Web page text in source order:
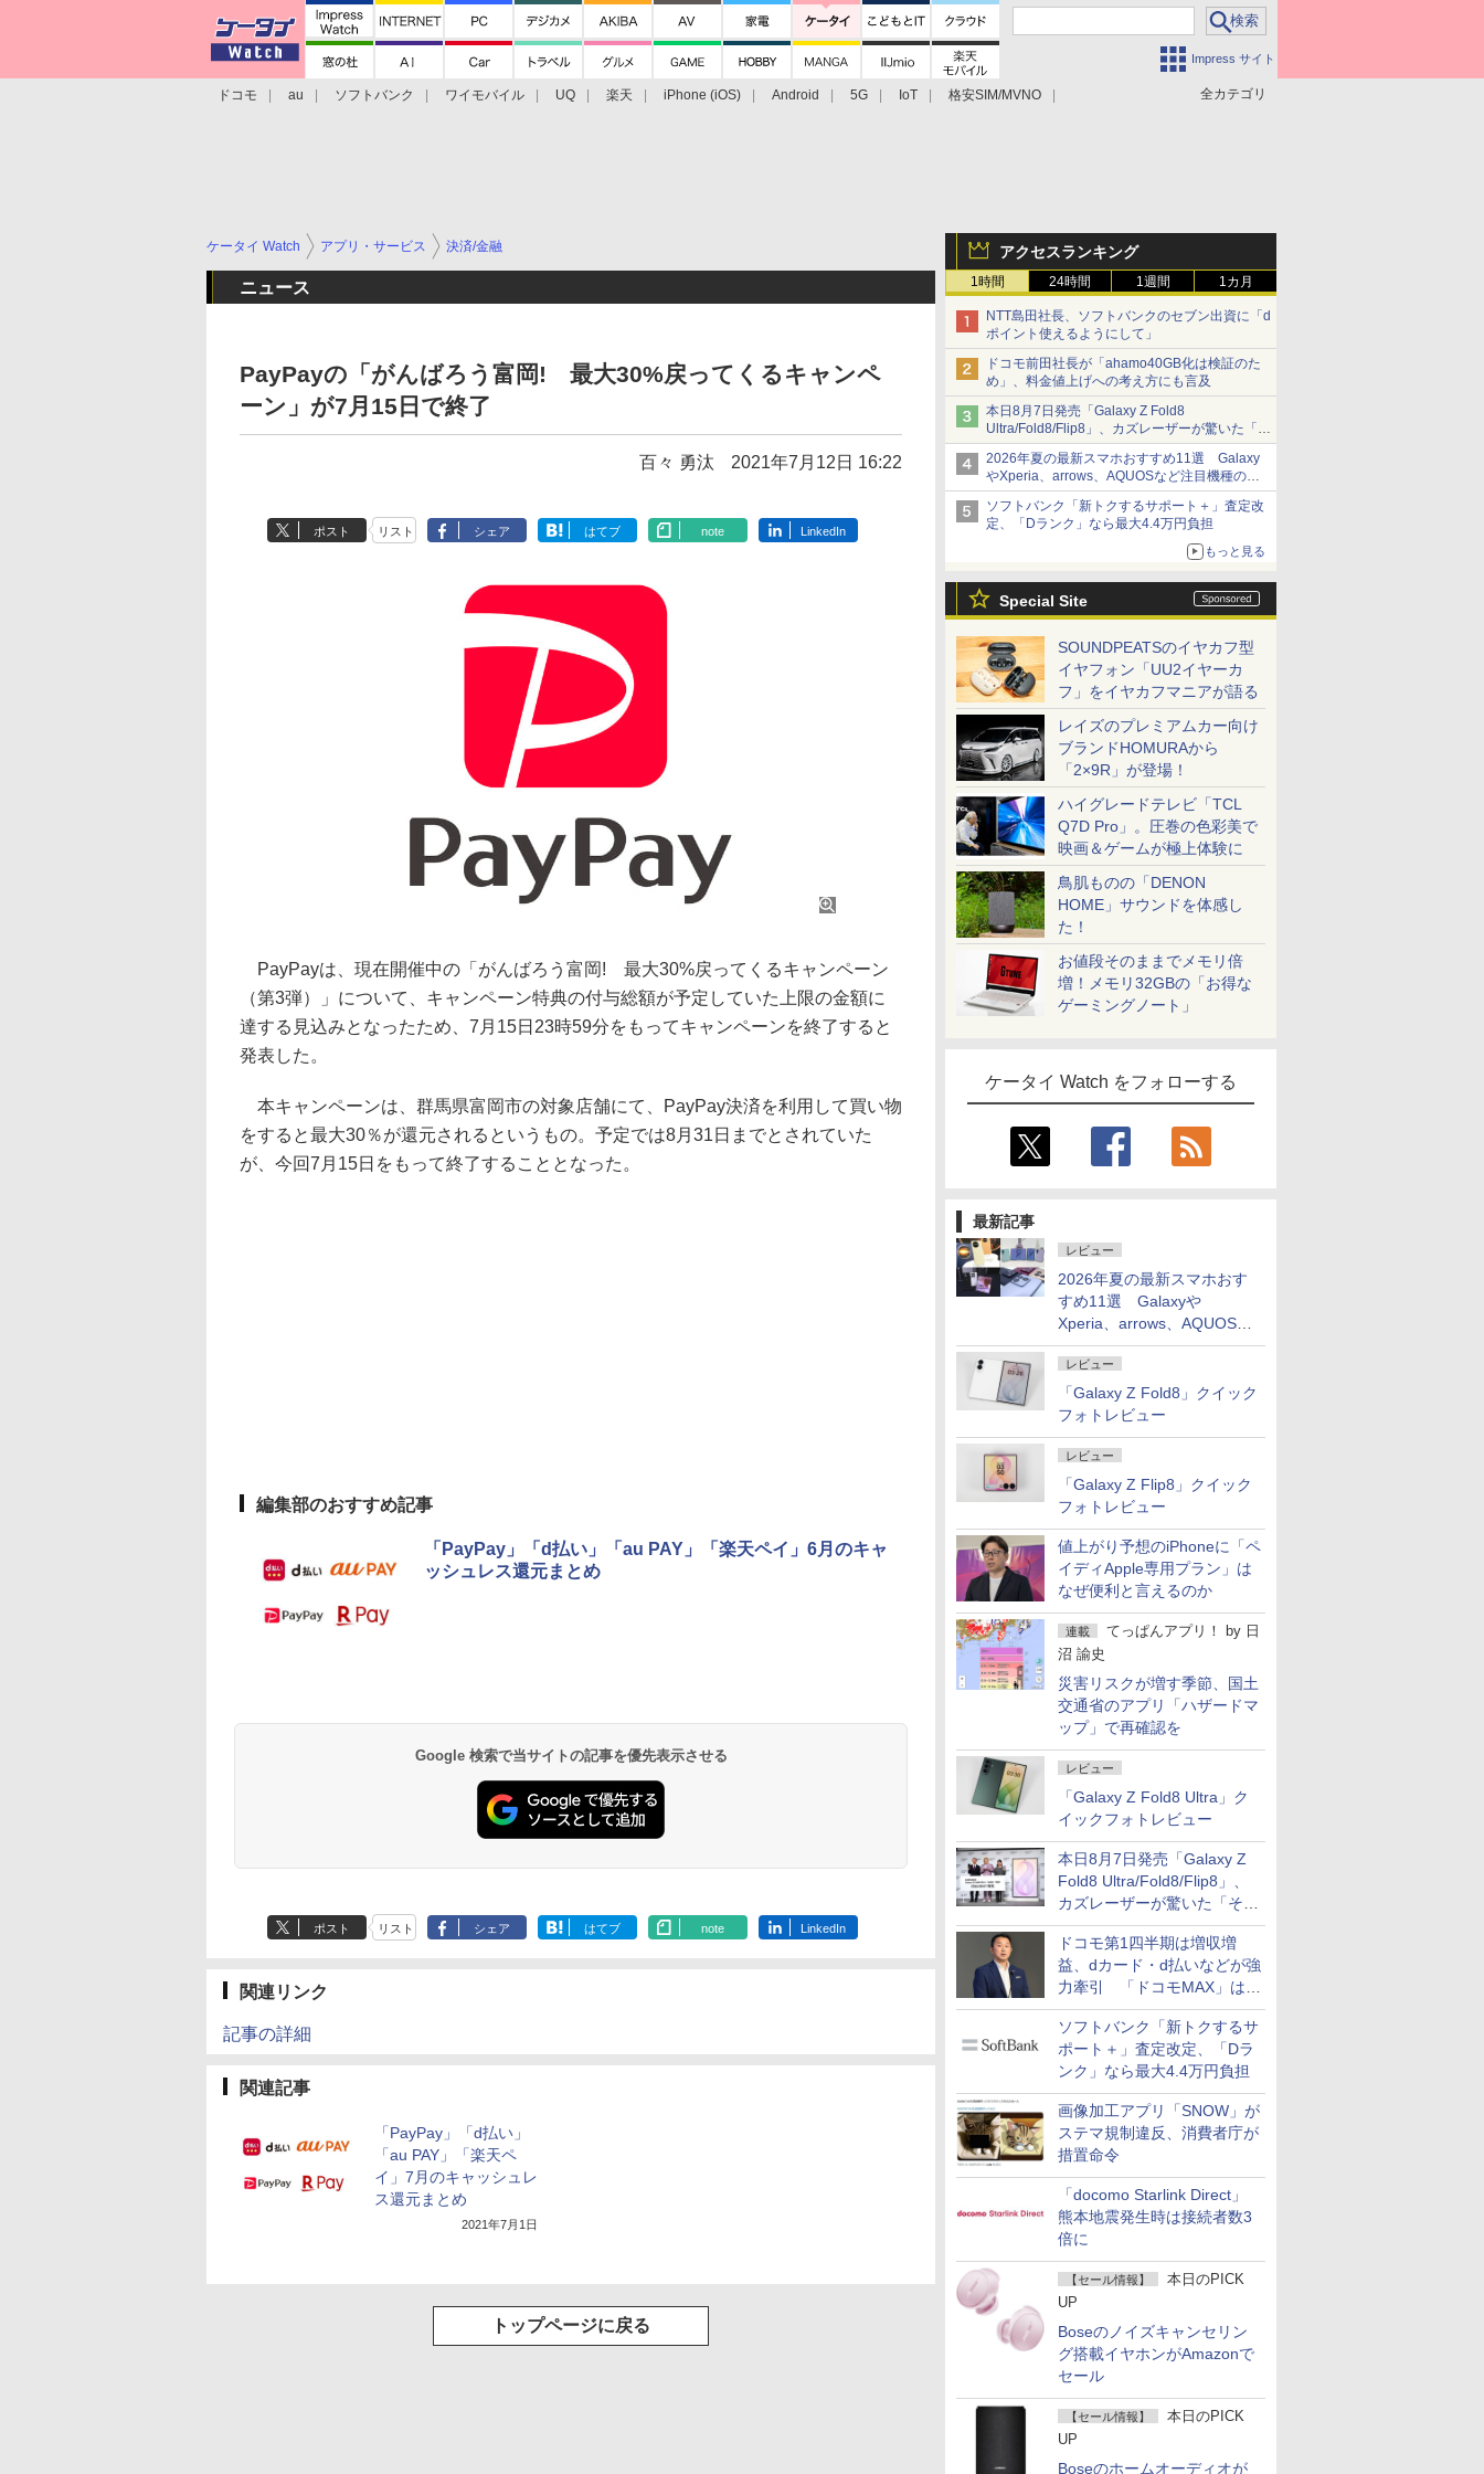
Impress サイト
全カテゴリ
ドコモ au ソフトバンク ワイモバイル UQ 楽天 iPhone (iOS) Android 5G IoT
格安SIM/MVNO
アクセスランキング
1時間 24時間 1週間 1カ月
NTT島田社長、ソフトバンクのセブン出資に「d
ポイント使えるようにして」
ドコモ前田社長が「ahamo40GB化は検証のた
め」、料金値上げへの考え方にも言及
本日8月7日発売「Galaxy Z Fold8
Ultra/Fold8/Flip8」、カズレーザーが驚いた「そ
ば屋のメニュー並みの薄さ」
2026年夏の最新スマホおすすめ11選 Galaxy
やXperia、arrows、AQUOSなど注目機種の特
徴は
ソフトバンク「新トクするサポート＋」査定改
定、「Dランク」なら最大4.4万円負担
もっと見る
Special Site
SOUNDPEATSのイヤカフ型
イヤフォン「UU2イヤーカ
フ」をイヤカフマニアが語る
レイズのプレミアムカー向け
ブランドHOMURAから
「2×9R」が登場！
ハイグレードテレビ「TCL
Q7D Pro」。圧巻の色彩美で
映画＆ゲームが極上体験に
鳥肌ものの「DENON
HOME」サウンドを体感し
た！
お値段そのままでメモリ倍
増！メモリ32GBの「お得な
ゲーミングノート」
ケータイ Watch をフォローする
最新記事
レビュー
2026年夏の最新スマホおす
すめ11選 Galaxyや
Xperia、arrows、AQUOSな
ど注目機種の特徴は
レビュー
「Galaxy Z Fold8」クイック
フォトレビュー
レビュー
「Galaxy Z Flip8」クイック
フォトレビュー
値上がり予想のiPhoneに「ペ
イディApple専用プラン」は
なぜ便利と言えるのか
連載 てっぱんアプリ！ by 日
沼 諭史
災害リスクが増す季節、国土
交通省のアプリ「ハザードマ
ップ」で再確認を
レビュー
「Galaxy Z Fold8 Ultra」ク
イックフォトレビュー
本日8月7日発売「Galaxy Z
Fold8 Ultra/Fold8/Flip8」、
カズレーザーが驚いた「そば
屋のメニュー並みの薄さ」
ドコモ第1四半期は増収増
益、dカード・d払いなどが強
力牽引 「ドコモMAX」は
400万契約突破
ソフトバンク「新トクするサ
ポート＋」査定改定、「Dラ
ンク」なら最大4.4万円負担
画像加工アプリ「SNOW」が
ステマ規制違反、消費者庁が
措置命令
「docomo Starlink Direct」
熊本地震発生時は接続者数3
倍に
【セール情報】
本日のPICK
UP
Boseのノイズキャンセリン
グ搭載イヤホンがAmazonで
セール
【セール情報】
本日のPICK
UP
Boseのホームオーディオが
ケータイ Watch アプリ・サービス 決済/金融
ニュース
PayPayの「がんばろう富岡! 最大30%戻ってくるキャンペ
ーン」が7月15日で終了
百々 勇汰 2021年7月12日 16:22
ポスト リスト シェア はてブ note LinkedIn
PayPayは、現在開催中の「がんばろう富岡! 最大30%戻ってくるキャンペーン
（第3弾）」について、キャンペーン特典の付与総額が予定していた上限の金額に
達する見込みとなったため、7月15日23時59分をもってキャンペーンを終了すると
発表した。
本キャンペーンは、群馬県富岡市の対象店舗にて、PayPay決済を利用して買い物
をすると最大30％が還元されるというもの。予定では8月31日までとされていた
が、今回7月15日をもって終了することとなった。
編集部のおすすめ記事
「PayPay」「d払い」「au PAY」「楽天ペイ」6月のキャ
ッシュレス還元まとめ
Google 検索で当サイトの記事を優先表示させる
ポスト リスト シェア はてブ note LinkedIn
関連リンク
記事の詳細
関連記事
「PayPay」「d払い」
「au PAY」「楽天ペ
イ」7月のキャッシュレ
ス還元まとめ
2021年7月1日
トップページに戻る